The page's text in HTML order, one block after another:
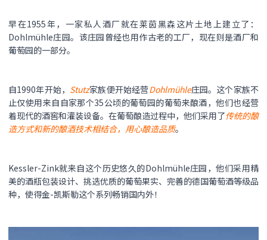
早在1955年，一家私人酒厂就在莱茵黑森这片土地上建立了：
Dohlmühle庄园。该庄园曾经也用作古老的工厂，现在则是酒厂和
葡萄园的一部分。
自1990年开始， Stutz家族便开始经营Dohlmühle庄园。这个家族不
止仅使用来自自家那个35公顷的葡萄园的葡萄来酿酒，他们也经营
着现代的酒窖和灌装设备。在葡萄酿造过程中，他们采用了传统的酿
造方式和新的酿酒技术相结合，用心酿造品质。
Kessler-Zink就来自这个历史悠久的Dohlmühle庄园，他们采用精
美的酒瓶包装设计、挑选优质的葡萄果实、完善的德国葡萄酒等级品
种，使得金-凯斯勒这个系列畅销国内外！